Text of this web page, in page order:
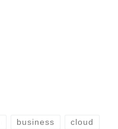
business cloud